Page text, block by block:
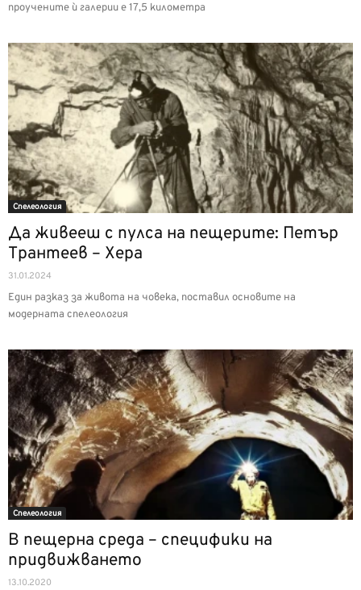
проучените ѝ галерии е 17,5 километра
Спелеология
Да живееш с пулса на пещерите: Петър
Трантеев – Хера
31.01.2024
Един разказ за живота на човека, поставил основите на
модерната спелеология
Спелеология
В пещерна среда – специфики на
придвижването
13.10.2020